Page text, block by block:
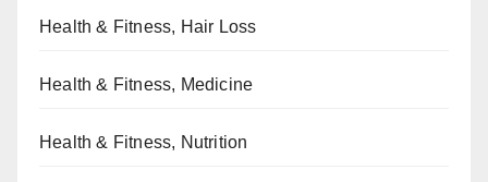
Health & Fitness, Hair Loss
Health & Fitness, Medicine
Health & Fitness, Nutrition